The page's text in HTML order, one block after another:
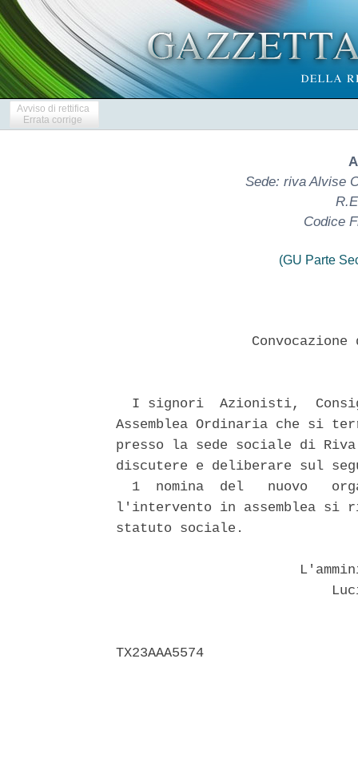
Avviso di rettifica
Errata corrige
Sede: riva Alvise
Codice
(GU Parte
I signori  Azionisti,
Assemblea Ordinaria che si
presso la sede sociale di
discutere e deliberare sul
1  nomina  del   nuovo
l'intervento in assemblea
statuto sociale.